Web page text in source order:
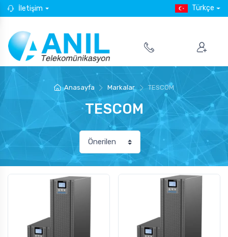
İletişim Türkçe
Anasayfa Markalar TESCOM
TESCOM